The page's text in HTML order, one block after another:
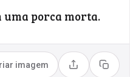
porca morta.
imagem Compartilhar
Copiar